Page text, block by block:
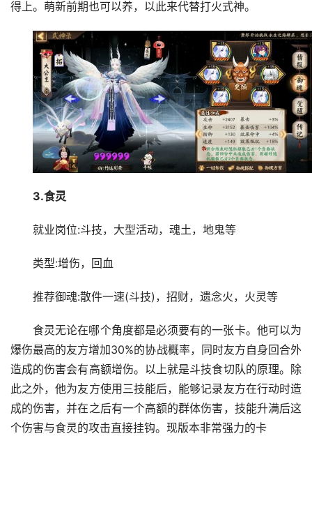
得上。萌新前期也可以养，以此来代替打火式神。
3.食灵
就业岗位:斗技，大型活动，魂土，地鬼等
类型:增伤，回血
推荐御魂:散件一速(斗技)，招财，遗念火，火灵等
食灵无论在哪个角度都是必须要有的一张卡。他可以为
爆伤最高的友方增加30%的协战概率，同时友方自身回合外
造成的伤害会有高额增伤。以上就是斗技食切队的原理。除
此之外，他为友方使用三技能后，能够记录友方在行动时造
成的伤害，并在之后有一个高额的群体伤害，技能升满后这
个伤害与食灵的攻击直接挂钩。现版本非常强力的卡